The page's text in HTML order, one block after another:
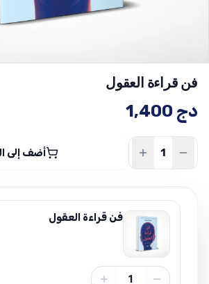
فن قراءة العقول
1,400 دج
أضف إلى
فن قراءة العقول
1